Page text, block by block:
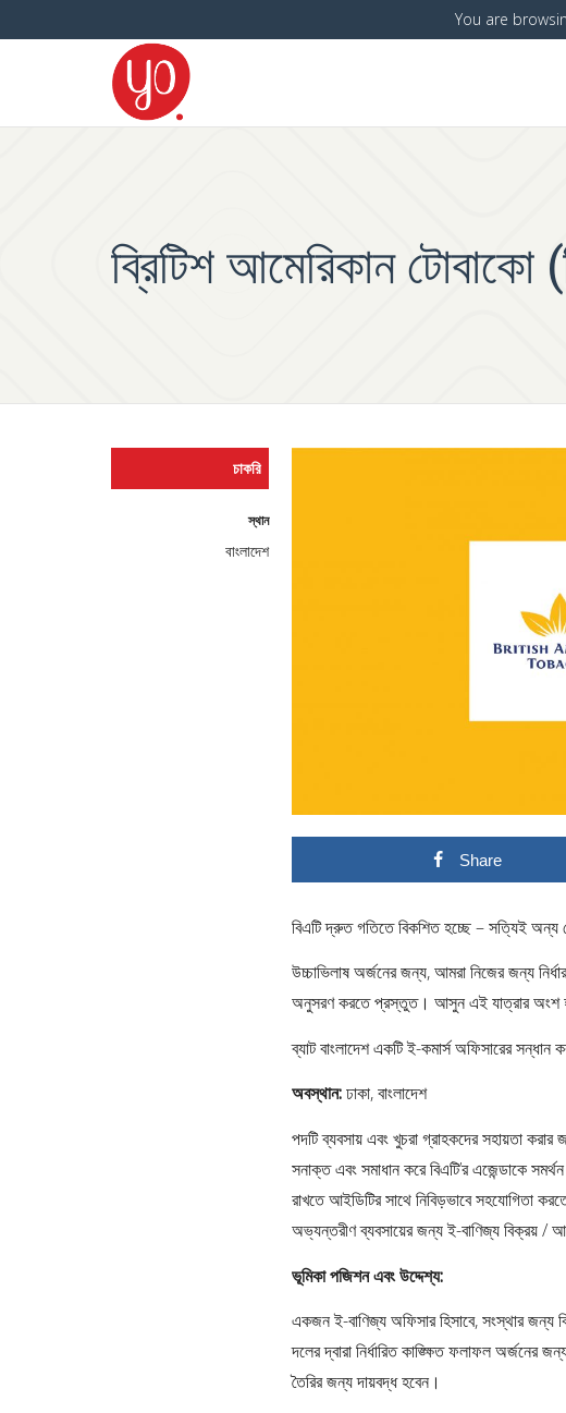
ব্রিটিশ আমেরিকান টোবাকো
চাকরি
স্থান
বাংলাদেশ
Share
বিএটি দ্রুত গতিতে বিকশিত হচ্ছে – সত্যিই
উচ্চাভিলাষ অর্জনের জন্য, আমরা নিজের জন্য
অনুসরণ করতে প্রস্তুত। আসুন এই যাত্রার অংশ
ব্যাট বাংলাদেশ একটি ই-কমার্স অফিসারের সন্ধান
অবস্থান:ঢাকা, বাংলাদেশ
পদটি ব্যবসায় এবং খুচরা গ্রাহকদের সহায়তা
সনাক্ত এবং সমাধান করে বিএটি’র এজেন্ডাকে
রাখতে আইডিটির সাথে নিবিড়ভাবে সহযোগিতা
অভ্যন্তরীণ ব্যবসায়ের জন্য ই-বাণিজ্য বিক্রয় /
ভূমিকা পজিশন এবং উদ্দেশ্য:
একজন ই-বাণিজ্য অফিসার হিসাবে, সংস্থার জন্য
দলের দ্বারা নির্ধারিত কাঙ্ক্ষিত ফলাফল অর্জনের
তৈরির জন্য দায়বদ্ধ হবেন।
You are